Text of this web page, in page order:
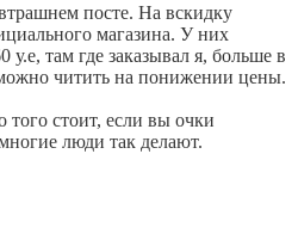
посте. На вскидку
магазина. У них
там где заказывал я, больше в
читить на понижении цены.
того стоит, если вы очки
люди так делают.